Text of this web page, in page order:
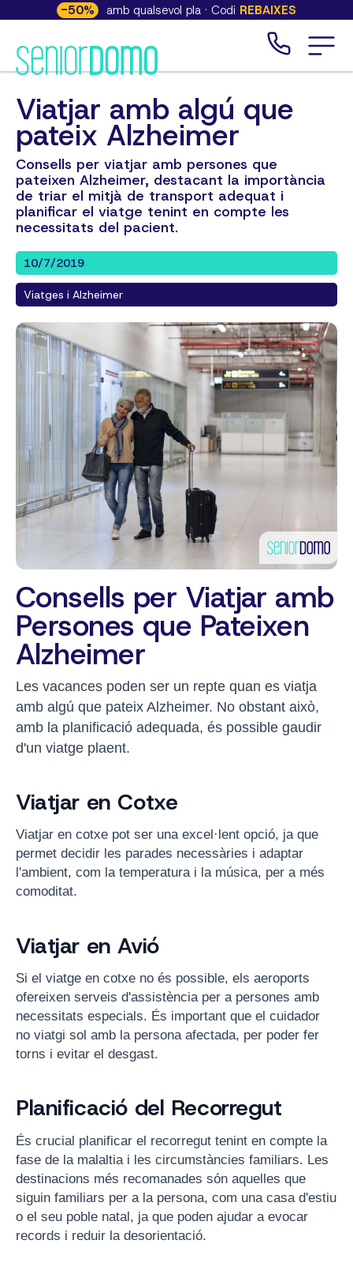
-50% amb qualsevol pla · Codi REBAIXES
Viatjar amb algú que
pateix Alzheimer
Consells per viatjar amb persones que
pateixen Alzheimer, destacant la importància
de triar el mitjà de transport adequat i
planificar el viatge tenint en compte les
necessitats del pacient.
10/7/2019
Viatges i Alzheimer
Consells per Viatjar amb
Persones que Pateixen
Alzheimer
Les vacances poden ser un repte quan es viatja
amb algú que pateix Alzheimer. No obstant això,
amb la planificació adequada, és possible gaudir
d'un viatge plaent.
Viatjar en Cotxe
Viatjar en cotxe pot ser una excel·lent opció, ja que
permet decidir les parades necessàries i adaptar
l'ambient, com la temperatura i la música, per a més
comoditat.
Viatjar en Avió
Si el viatge en cotxe no és possible, els aeroports
ofereixen serveis d'assistència per a persones amb
necessitats especials. És important que el cuidador
no viatgi sol amb la persona afectada, per poder fer
torns i evitar el desgast.
Planificació del Recorregut
És crucial planificar el recorregut tenint en compte la
fase de la malaltia i les circumstàncies familiars. Les
destinacions més recomanades són aquelles que
siguin familiars per a la persona, com una casa d'estiu
o el seu poble natal, ja que poden ajudar a evocar
records i reduir la desorientació.